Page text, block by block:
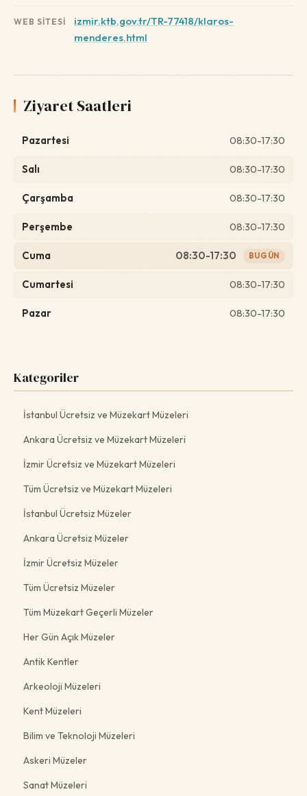
WEB SITESI
izmir.ktb.gov.tr/TR-77418/klaros-
menderes.html
Ziyaret Saatleri
Pazartesi 08:30-17:30
Salı 08:30-17:30
Çarşamba 08:30-17:30
Perşembe 08:30-17:30
Cuma 08:30-17:30 BUGÜN
Cumartesi 08:30-17:30
Pazar 08:30-17:30
Kategoriler
İstanbul Ücretsiz ve Müzekart Müzeleri
Ankara Ücretsiz ve Müzekart Müzeleri
İzmir Ücretsiz ve Müzekart Müzeleri
Tüm Ücretsiz ve Müzekart Müzeleri
İstanbul Ücretsiz Müzeler
Ankara Ücretsiz Müzeler
İzmir Ücretsiz Müzeler
Tüm Ücretsiz Müzeler
Tüm Müzekart Geçerli Müzeler
Her Gün Açık Müzeler
Antik Kentler
Arkeoloji Müzeleri
Kent Müzeleri
Bilim ve Teknoloji Müzeleri
Askeri Müzeler
Sanat Müzeleri